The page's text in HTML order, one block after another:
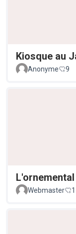
Kiosque au
Anonyme
9
Webmaster
1